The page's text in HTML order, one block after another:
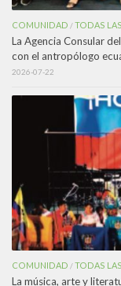
COMUNIDAD /TODAS
La Agencia Consular
con el antropólogo
2026-07-22
COMUNIDAD /TODAS
La música, arte y